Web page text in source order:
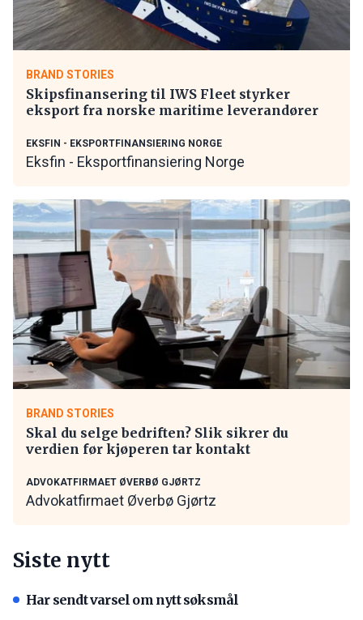
BRAND STORIES
Skipsfinansering til IWS Fleet styrker
eksport fra norske maritime leverandører
EKSFIN - EKSPORTFINANSIERING NORGE
Eksfin - Eksportfinansiering Norge
BRAND STORIES
Skal du selge bedriften? Slik sikrer du
verdien før kjøperen tar kontakt
ADVOKATFIRMAET ØVERBØ GJØRTZ
Advokatfirmaet Øverbø Gjørtz
Siste nytt
Har sendt varsel om nytt søksmål